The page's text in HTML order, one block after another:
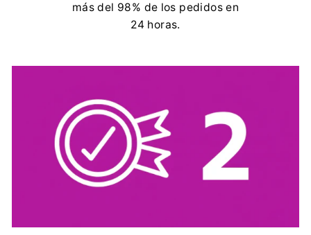
más del 98% de los pedidos en
24 horas.